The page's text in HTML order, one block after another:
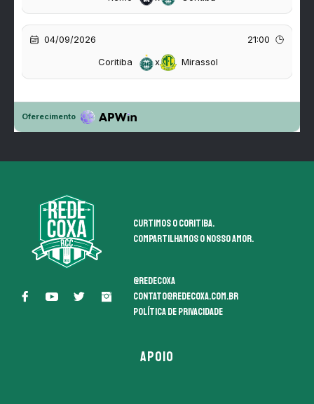
Curtimos o coritiba.
Compartilhamos o nosso amor.
@redecoxa
contato@redecoxa.com.br
Política de Privacidade
APOIO